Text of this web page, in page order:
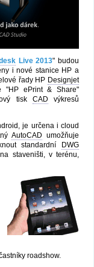
Live 2013" budou
i nové stanice HP a
řady HP Designjet
"HP ePrint & Share"
tisk CAD výkresů
je určena i cloud
AutoCAD umožňuje
standardní DWG
staveništi, v terénu,
roadshow.